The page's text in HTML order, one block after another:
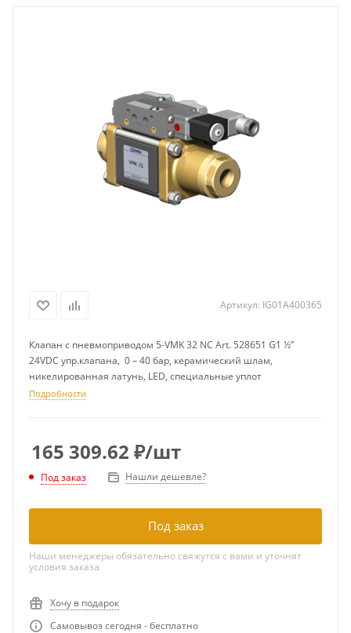
Артикул: IG01A400365
Клапан с пневмоприводом 5-VMK 32 NC Art. 528651 G1 ½”
24VDC упр.клапана, 0 – 40 бар, керамический шлам,
никелированная латунь, LED, специальные уплот
Подробности
165 309.62 ₽/шт
Под заказ Нашли дешевле?
Под заказ
Наши менеджеры обязательно свяжутся с вами и уточнят
условия заказа
Хочу в подарок
Самовывоз сегодня - бесплатно